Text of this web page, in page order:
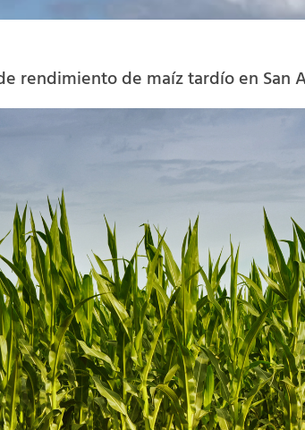
rendimiento de maíz tardío en San